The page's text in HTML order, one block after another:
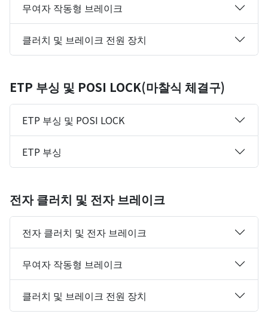
무여자 작동형 브레이크
클러치 및 브레이크 전원 장치
ETP 부싱 및 POSI LOCK(마찰식 체결구)
ETP 부싱 및 POSI LOCK
ETP 부싱
전자 클러치 및 전자 브레이크
전자 클러치 및 전자 브레이크
무여자 작동형 브레이크
클러치 및 브레이크 전원 장치